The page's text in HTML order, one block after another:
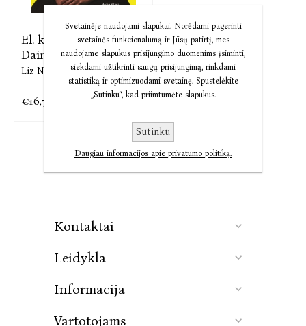
El. knyga Keistoji Selė
Daimond
Liz Nugent
€16,79
Kontaktai
Leidykla
Informacija
Vartotojams
Svetainėje naudojami slapukai. Norėdami pagerinti
svetainės funkcionalumą ir Jūsų patirtį, mes
naudojame slapukus prisijungimo duomenims įsiminti,
siekdami užtikrinti saugų prisijungimą, rinkdami
statistiką ir optimizuodami svetainę. Spustelėkite
„Sutinku“, kad priimtumėte slapukus.
Sutinku
Daugiau informacijos apie privatumo politiką.